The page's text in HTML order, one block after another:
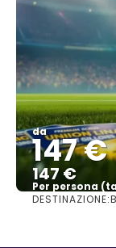
da
147 €
147 €
Per persona
DESTINAZIONE: